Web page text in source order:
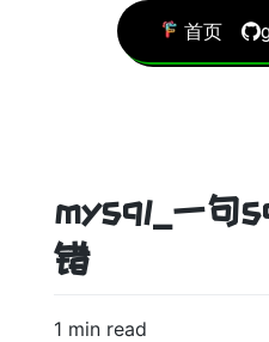
首页
mysql_一句
错
1 min read